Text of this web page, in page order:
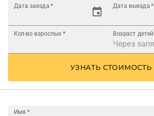
Дата заезда * Дата выезда *
Кол-во взрослых * Возраст детей
УЗНАТЬ СТОИМОСТЬ
Имя *